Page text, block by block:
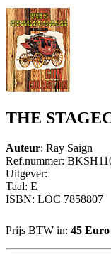
THE
Auteur: Ray Saign
Ref.nummer:
Uitgever:
Taal: E
ISBN: LOC 7858807
Prijs BTW in: 45 Euro